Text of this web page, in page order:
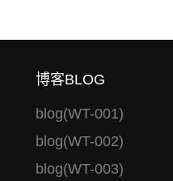
博客BLOG
blog(WT-001)
blog(WT-002)
blog(WT-003)